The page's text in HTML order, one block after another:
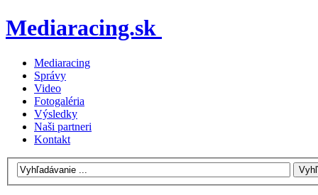
Mediaracing.sk
Mediaracing
Správy
Video
Fotogaléria
Výsledky
Naši partneri
Kontakt